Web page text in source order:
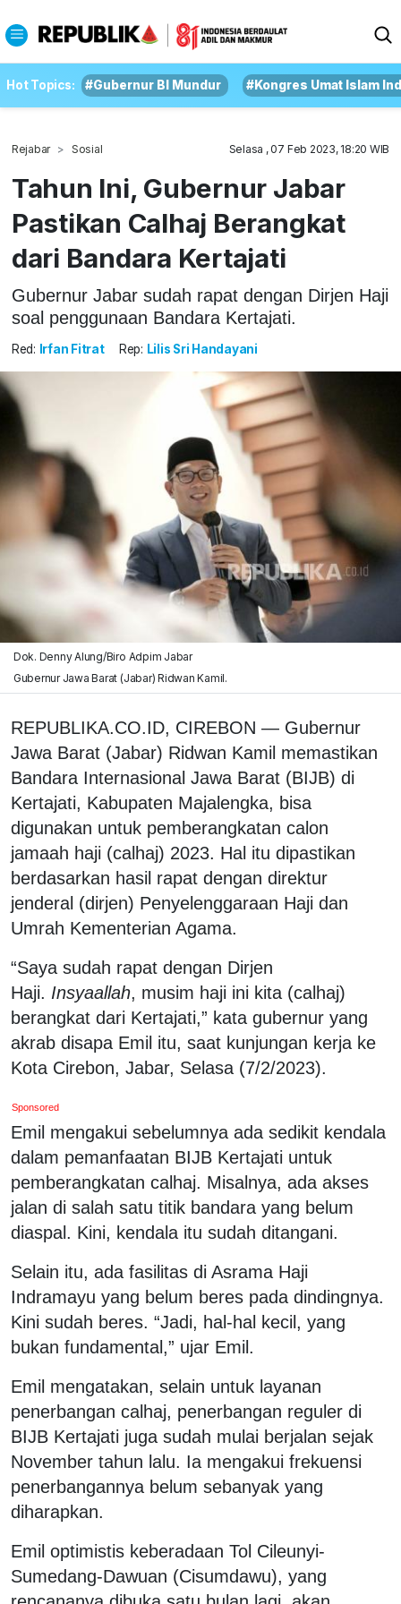
Hot Topics: #Gubernur BI Mundur #Kongres Umat Islam
Rejabar Sosial Selasa , 07 Feb 2023, 18:20 WIB
Tahun Ini, Gubernur Jabar
Pastikan Calhaj Berangkat
dari Bandara Kertajati
Gubernur Jabar sudah rapat dengan Dirjen Haji
soal penggunaan Bandara Kertajati.
Red: Irfan Fitrat Rep: Lilis Sri Handayani
Dok. Denny Alung/Biro Adpim Jabar
Gubernur Jawa Barat (Jabar) Ridwan Kamil.
REPUBLIKA.CO.ID, CIREBON — Gubernur
Jawa Barat (Jabar) Ridwan Kamil memastikan
Bandara Internasional Jawa Barat (BIJB) di
Kertajati, Kabupaten Majalengka, bisa
digunakan untuk pemberangkatan calon
jamaah haji (calhaj) 2023. Hal itu dipastikan
berdasarkan hasil rapat dengan direktur
jenderal (dirjen) Penyelenggaraan Haji dan
Umrah Kementerian Agama.
“Saya sudah rapat dengan Dirjen
Haji. Insyaallah, musim haji ini kita (calhaj)
berangkat dari Kertajati,” kata gubernur yang
akrab disapa Emil itu, saat kunjungan kerja ke
Kota Cirebon, Jabar, Selasa (7/2/2023).
Sponsored
Emil mengakui sebelumnya ada sedikit kendala
dalam pemanfaatan BIJB Kertajati untuk
pemberangkatan calhaj. Misalnya, ada akses
jalan di salah satu titik bandara yang belum
diaspal. Kini, kendala itu sudah ditangani.
Selain itu, ada fasilitas di Asrama Haji
Indramayu yang belum beres pada dindingnya.
Kini sudah beres. “Jadi, hal-hal kecil, yang
bukan fundamental,” ujar Emil.
Emil mengatakan, selain untuk layanan
penerbangan calhaj, penerbangan reguler di
BIJB Kertajati juga sudah mulai berjalan sejak
November tahun lalu. Ia mengakui frekuensi
penerbangannya belum sebanyak yang
diharapkan.
Emil optimistis keberadaan Tol Cileunyi-
Sumedang-Dawuan (Cisumdawu), yang